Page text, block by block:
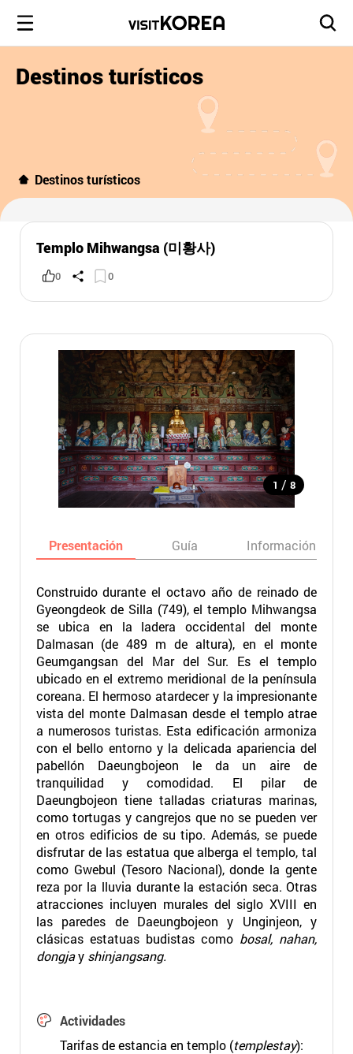
Destinos turísticos
Destinos turísticos
Templo Mihwangsa (미황사)
0 0
1 / 8
Presentación Guía Información
Construido durante el octavo año de reinado de
Gyeongdeok de Silla (749), el templo Mihwangsa
se ubica en la ladera occidental del monte
Dalmasan (de 489 m de altura), en el monte
Geumgangsan del Mar del Sur. Es el templo
ubicado en el extremo meridional de la península
coreana. El hermoso atardecer y la impresionante
vista del monte Dalmasan desde el templo atrae
a numerosos turistas. Esta edificación armoniza
con el bello entorno y la delicada apariencia del
pabellón Daeungbojeon le da un aire de
tranquilidad y comodidad. El pilar de
Daeungbojeon tiene talladas criaturas marinas,
como tortugas y cangrejos que no se pueden ver
en otros edificios de su tipo. Además, se puede
disfrutar de las estatua que alberga el templo, tal
como Gwebul (Tesoro Nacional), donde la gente
reza por la lluvia durante la estación seca. Otras
atracciones incluyen murales del siglo XVIII en
las paredes de Daeungbojeon y Unginjeon, y
clásicas estatuas budistas como bosal, nahan,
dongjay shinjangsang.
Actividades
Tarifas de estancia en templo (templestay):